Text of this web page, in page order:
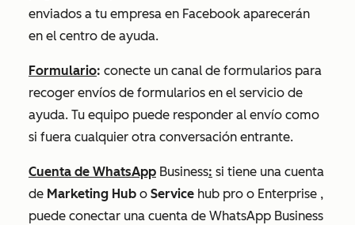
enviados a tu empresa en Facebook aparecerán
en el centro de ayuda.
Formulario: conecte un canal de formularios para
recoger envíos de formularios en el servicio de
ayuda. Tu equipo puede responder al envío como
si fuera cualquier otra conversación entrante.
Cuenta de WhatsApp Business: si tiene una cuenta
de Marketing Hub o Service hub pro o Enterprise ,
puede conectar una cuenta de WhatsApp Business